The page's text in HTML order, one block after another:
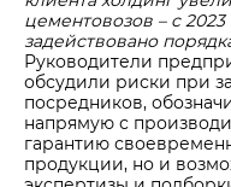
цементовозов – с
задействовано
Руководители
обсудили риски при
посредников,
напрямую с
гарантию
продукции, но и